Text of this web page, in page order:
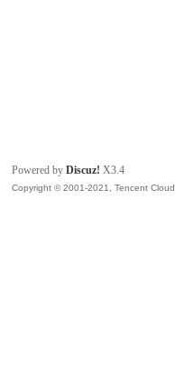
Powered byDiscuz! X3.4
Copyright © 2001-2021, Tencent Cloud.